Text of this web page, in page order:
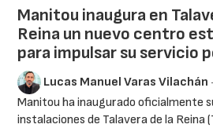
Manitou inaugura en
Reina un nuevo centro
para impulsar su servicio
Lucas Manuel Varas Vilachán
Manitou ha inaugurado oficialmente
instalaciones de Talavera de la Reina